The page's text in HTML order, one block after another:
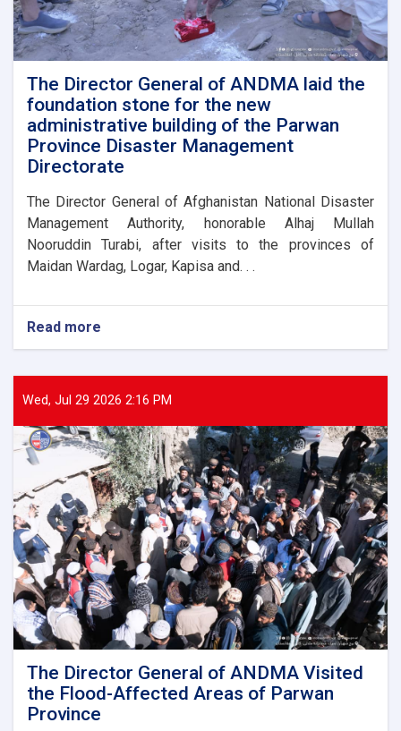
organizations
to
assist
flood
victims
The Director General of ANDMA laid the
foundation stone for the new
administrative building of the Parwan
Province Disaster Management
Directorate
The Director General of Afghanistan National Disaster
Management Authority, honorable Alhaj Mullah
Nooruddin Turabi, after visits to the provinces of
Maidan Wardag, Logar, Kapisa and. . .
Read more
General
of
laid
the
foundation
stone
for
the
new
administrative
building
of
the
Parwan
Province
Disaster
Management
Directorate
Wed, Jul 29 2026 2:16 PM
The Director General of ANDMA Visited
the Flood-Affected Areas of Parwan
Province